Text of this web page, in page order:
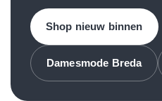
Shop nieuw binnen
Damesmode Breda